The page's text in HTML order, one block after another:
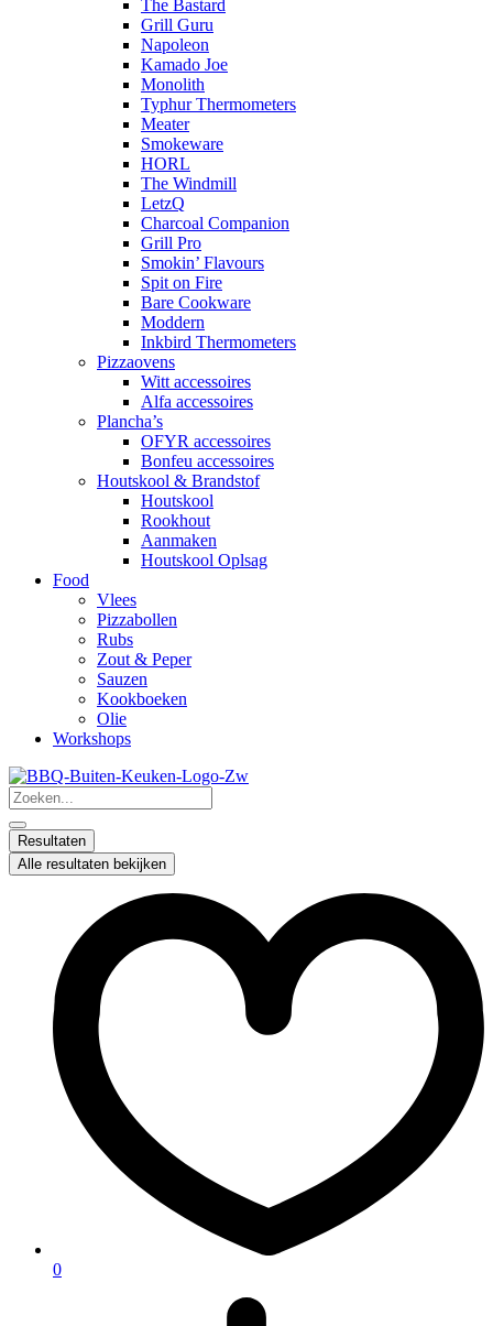
The Bastard
Grill Guru
Napoleon
Kamado Joe
Monolith
Typhur Thermometers
Meater
Smokeware
HORL
The Windmill
LetzQ
Charcoal Companion
Grill Pro
Smokin’ Flavours
Spit on Fire
Bare Cookware
Moddern
Inkbird Thermometers
Pizzaovens
Witt accessoires
Alfa accessoires
Plancha’s
OFYR accessoires
Bonfeu accessoires
Houtskool & Brandstof
Houtskool
Rookhout
Aanmaken
Houtskool Oplsag
Food
Vlees
Pizzabollen
Rubs
Zout & Peper
Sauzen
Kookboeken
Olie
Workshops
Search
...
Resultaten
Alle resultaten bekijken
0